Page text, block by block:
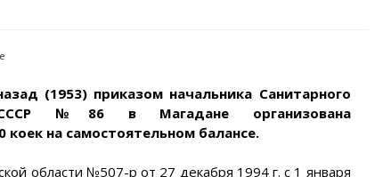
(1953) приказом начальника Санитарного
№86 в Магадане организована
коек на самостоятельном балансе.
области №507-р от 27 декабря 1994 г. с 1 января